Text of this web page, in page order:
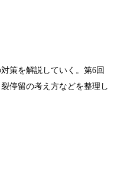
策を解説していく。第6回
停留の考え方などを整理し